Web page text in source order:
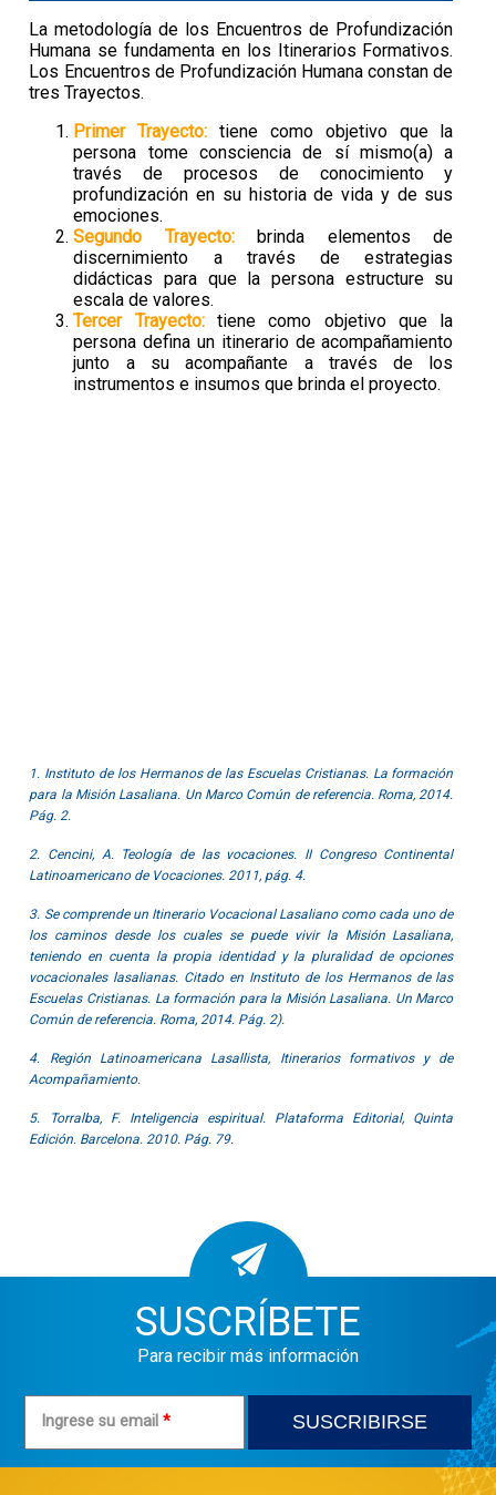
La metodología de los Encuentros de Profundización
Humana se fundamenta en los Itinerarios Formativos.
Los Encuentros de Profundización Humana constan de
tres Trayectos.
Primer Trayecto:tiene como objetivo que la
persona tome consciencia de sí mismo(a) a
través de procesos de conocimiento y
profundización en su historia de vida y de sus
emociones.
Segundo Trayecto:
brinda elementos de
discernimiento a través de estrategias
didácticas para que la persona estructure su
escala de valores.
Tercer Trayecto:tiene como objetivo que la
persona defina un itinerario de acompañamiento
junto a su acompañante a través de los
instrumentos e insumos que brinda el proyecto.
1. Instituto de los Hermanos de las Escuelas Cristianas. La formación
para la Misión Lasaliana. Un Marco Común de referencia. Roma, 2014.
Pág. 2.
2. Cencini, A. Teología de las vocaciones. II Congreso Continental
Latinoamericano de Vocaciones. 2011, pág. 4.
3. Se comprende un Itinerario Vocacional Lasaliano como cada uno de
los caminos desde los cuales se puede vivir la Misión Lasaliana,
teniendo en cuenta la propia identidad y la pluralidad de opciones
vocacionales lasalianas. Citado en Instituto de los Hermanos de las
Escuelas Cristianas. La formación para la Misión Lasaliana. Un Marco
Común de referencia. Roma, 2014. Pág. 2).
4. Región Latinoamericana Lasallista, Itinerarios formativos y de
Acompañamiento.
5. Torralba, F. Inteligencia espiritual. Plataforma Editorial, Quinta
Edición. Barcelona. 2010. Pág. 79.
SUSCRÍBETE
Para recibir más información
Ingrese su email*